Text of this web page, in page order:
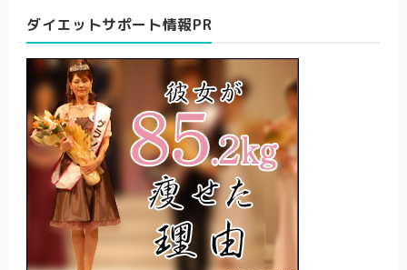
ダイエットサポート情報PR